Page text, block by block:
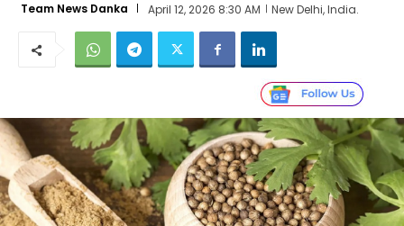
Team News Danka April 12, 2026 8:30 AM New Delhi, India.